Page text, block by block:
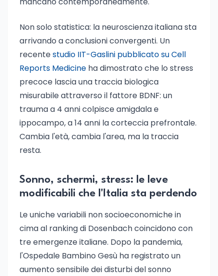
Non solo statistica: la neuroscienza italiana sta
arrivando a conclusioni convergenti. Un
recentestudio IIT-Gaslini pubblicato su Cell
Reports Medicine ha dimostrato che lo stress
precoce lascia una traccia biologica
misurabile attraverso il fattore BDNF: un
trauma a 4 anni colpisce amigdala e
ippocampo, a 14 anni la corteccia prefrontale.
Cambia l'età, cambia l'area, ma la traccia
resta.
Sonno, schermi, stress: le leve
modificabili che l'Italia sta perdendo
Le uniche variabili non socioeconomiche in
cima al ranking di Dosenbach coincidono con
tre emergenze italiane. Dopo la pandemia,
l'Ospedale Bambino Gesù ha registrato un
aumento sensibile dei disturbi del sonno